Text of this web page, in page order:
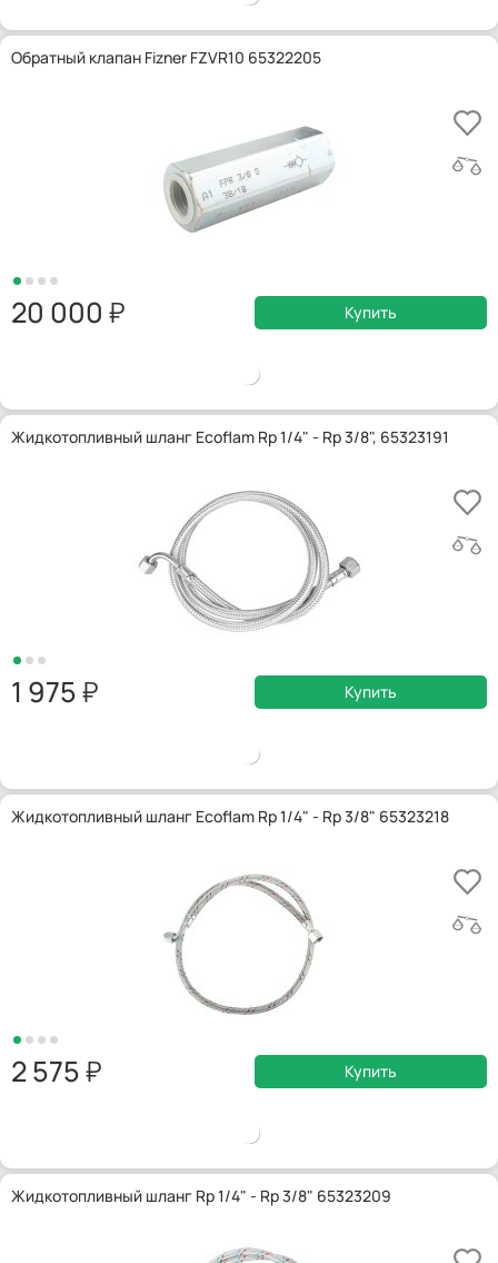
Обратный клапан Fizner FZVR10 65322205
20 000 Купить
Жидкотопливный шланг Ecoflam Rp 1/4" - Rp 3/8", 65323191
1 975 Купить
Жидкотопливный шланг Ecoflam Rp 1/4" - Rp 3/8" 65323218
2 575 Купить
Жидкотопливный шланг Rp 1/4" - Rp 3/8" 65323209